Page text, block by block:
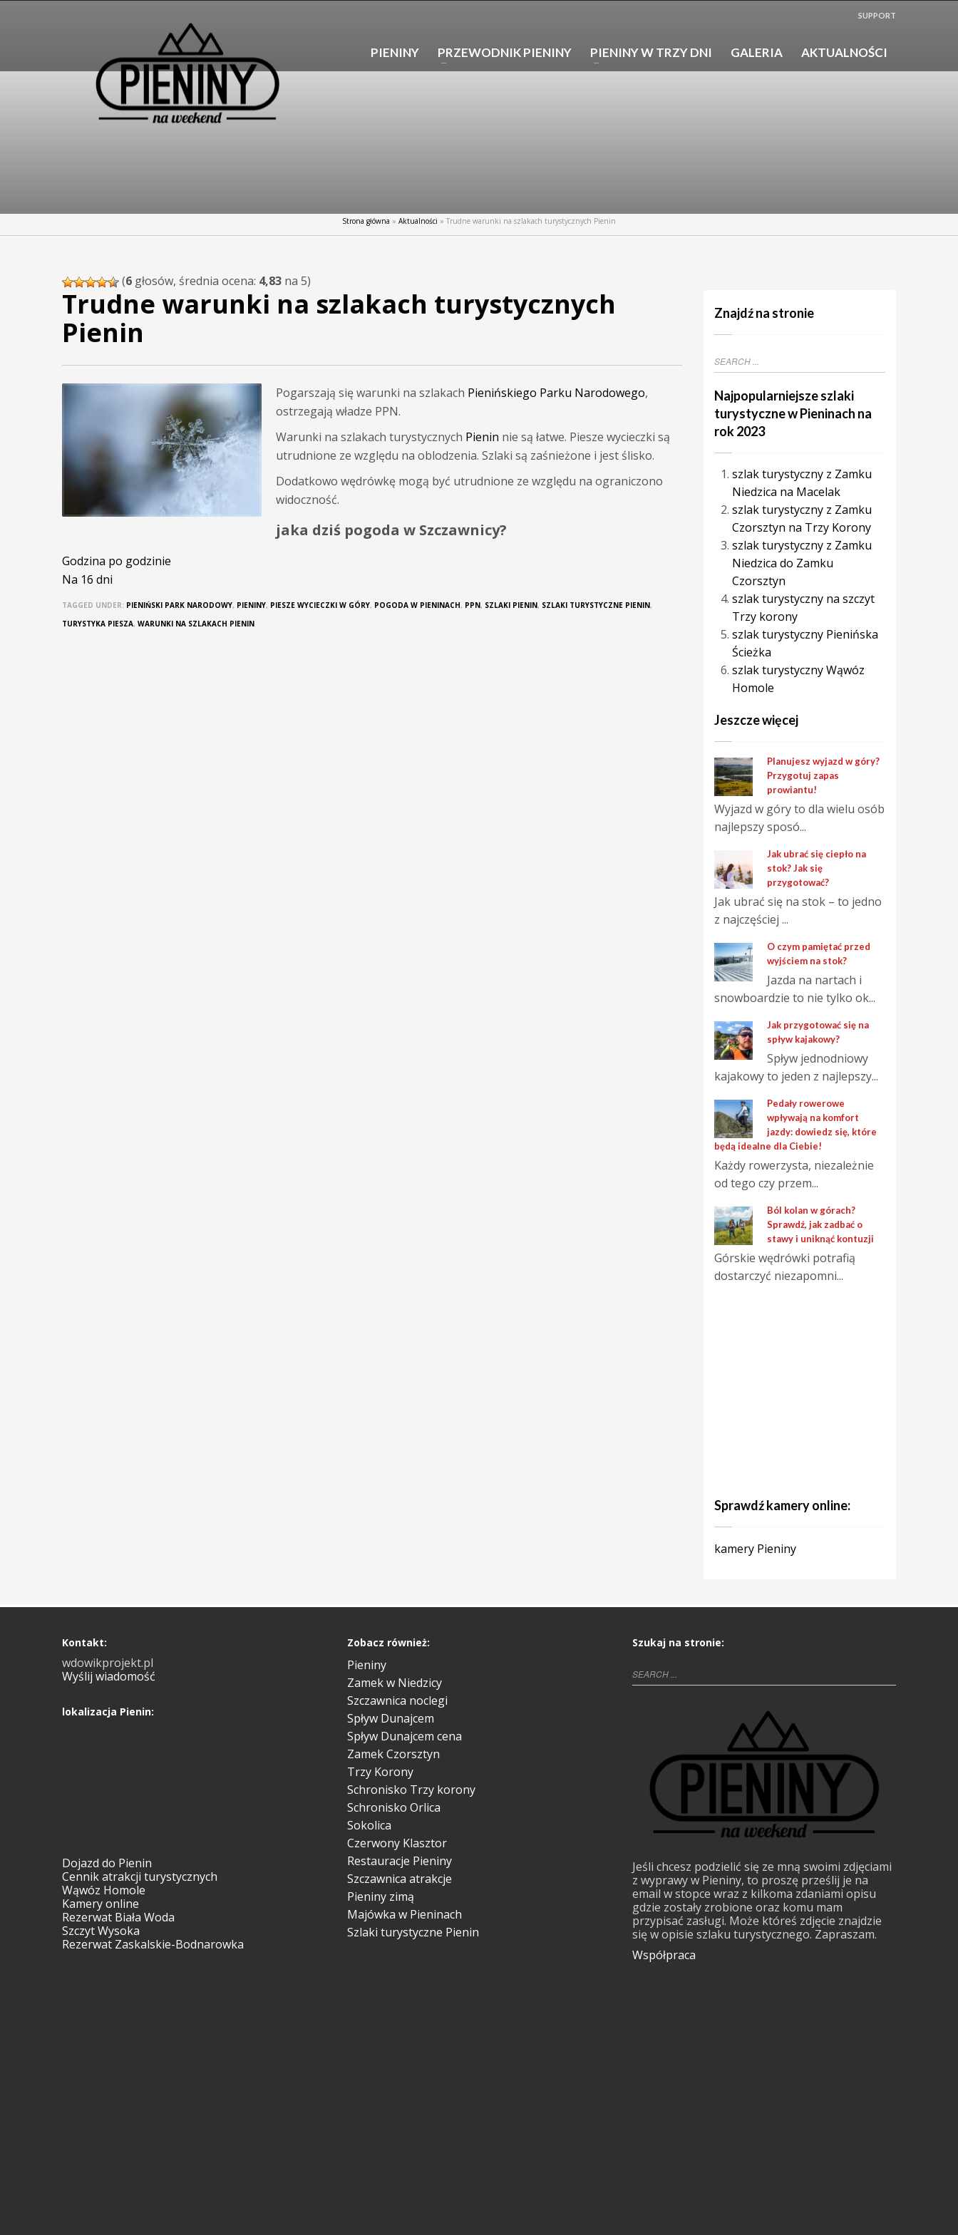
SUPPORT
PIENINY PRZEWODNIK PIENINY PIENINY W TRZY DNI GALERIA AKTUALNOŚCI
Strona główna » Aktualności » Trudne warunki na szlakach turystycznych Pienin
(6 głosów, średnia ocena: 4,83 na 5)
Trudne warunki na szlakach turystycznych
Pienin
Pogarszają się warunki na szlakach Pienińskiego Parku Narodowego,
ostrzegają władze PPN.
Warunki na szlakach turystycznych Pienin nie są łatwe. Piesze wycieczki są
utrudnione ze względu na oblodzenia. Szlaki są zaśnieżone i jest ślisko.
Dodatkowo wędrówkę mogą być utrudnione ze względu na ograniczono
widoczność.
jaka dziś pogoda w Szczawnicy?
Godzina po godzinie
Na 16 dni
TAGGED UNDER: PIENIŃSKI PARK NARODOWY, PIENINY, PIESZE WYCIECZKI W GÓRY, POGODA W PIENINACH, PPN, SZLAKI PIENIN, SZLAKI TURYSTYCZNE PIENIN,
TURYSTYKA PIESZA, WARUNKI NA SZLAKACH PIENIN
Znajdź na stronie
Najpopularniejsze szlaki
turystyczne w Pieninach na
rok 2023
szlak turystyczny z Zamku
Niedzica na Macelak
szlak turystyczny z Zamku
Czorsztyn na Trzy Korony
szlak turystyczny z Zamku
Niedzica do Zamku
Czorsztyn
szlak turystyczny na szczyt
Trzy korony
szlak turystyczny Pienińska
Ścieżka
szlak turystyczny Wąwóz
Homole
Jeszcze więcej
Planujesz wyjazd w góry?
Przygotuj zapas
prowiantu!
Wyjazd w góry to dla wielu osób
najlepszy sposó...
Jak ubrać się ciepło na
stok? Jak się
przygotować?
Jak ubrać się na stok – to jedno
z najczęściej ...
O czym pamiętać przed
wyjściem na stok?
Jazda na nartach i
snowboardzie to nie tylko ok...
Jak przygotować się na
spływ kajakowy?
Spływ jednodniowy
kajakowy to jeden z najlepszy...
Pedały rowerowe
wpływają na komfort
jazdy: dowiedz się, które
będą idealne dla Ciebie!
Każdy rowerzysta, niezależnie
od tego czy przem...
Ból kolan w górach?
Sprawdź, jak zadbać o
stawy i uniknąć kontuzji
Górskie wędrówki potrafią
dostarczyć niezapomni...
Sprawdź kamery online:
kamery Pieniny
Kontakt:
wdowikprojekt.pl
Wyślij wiadomość
lokalizacja Pienin:
Dojazd do Pienin
Cennik atrakcji turystycznych
Wąwóz Homole
Kamery online
Rezerwat Biała Woda
Szczyt Wysoka
Rezerwat Zaskalskie-Bodnarowka
Zobacz również:
Pieniny
Zamek w Niedzicy
Szczawnica noclegi
Spływ Dunajcem
Spływ Dunajcem cena
Zamek Czorsztyn
Trzy Korony
Schronisko Trzy korony
Schronisko Orlica
Sokolica
Czerwony Klasztor
Restauracje Pieniny
Szczawnica atrakcje
Pieniny zimą
Majówka w Pieninach
Szlaki turystyczne Pienin
Szukaj na stronie:
Jeśli chcesz podzielić się ze mną swoimi zdjęciami
z wyprawy w Pieniny, to proszę prześlij je na
email w stopce wraz z kilkoma zdaniami opisu
gdzie zostały zrobione oraz komu mam
przypisać zasługi. Może któreś zdjęcie znajdzie
się w opisie szlaku turystycznego. Zapraszam.
Współpraca